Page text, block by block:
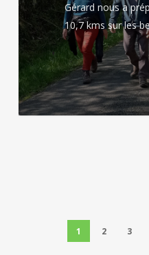
Gérard nous a
10,7 kms sur les
1 2 3